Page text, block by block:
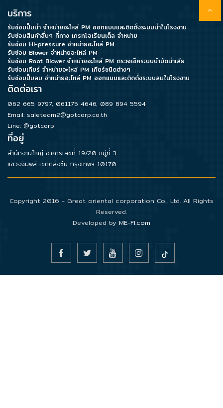
บริการ
รับซ่อมปั๊มน้ำ จำหน่ายอะไหล่ PM ออกแบบและติดตั้งระบบน้ำในโรงงาน
รับซ่อมสินค้าอื่นๆ ที่ทาง เกรทโอเรียนเต็ล จำหน่าย
รับซ่อม Hi-pressure จำหน่ายอะไหล่ PM
รับซ่อม Blower จำหน่ายอะไหล่ PM
รับซ่อม Root Blower จำหน่ายอะไหล่ PM ตรวจเช็คระบบบำบัดน้ำเสีย
รับซ่อมเกียร์ จำหน่ายอะไหล่ PM เกียร์ชนิดต่างๆ
รับซ่อมปั๊มลม จำหน่ายอะไหล่ PM ออกแบบและติดตั้งระบบลมในโรงงาน
ติดต่อเรา
062 665 9797, 061175 4646, 089 894 5594
Email: saleteam2@gotcorp.co.th
Line: @gotcorp
ที่อยู่
สำนักงานใหญ่ อาคารเลขที่ 19/20 หมู่ที่ 3
แขวงฉิมพลี เขตตลิ่งชัน กรุงเทพฯ 10170
Copyright 2016 - Great oriental corporation Co., Ltd. All Rights
Reserved.
Developed by ME-FI.com